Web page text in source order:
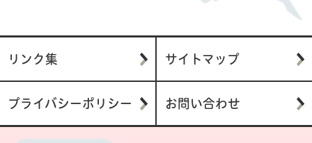
リンク集 サイトマップ
プライバシーポリシー お問い合わせ